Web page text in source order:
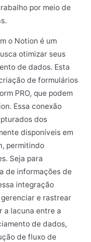
por meio de
o Notion é um
otimizar seus
de dados. Esta
de formulários
PRO, que podem
Essa conexão
dos
disponíveis em
permitindo
Seja para
de informações de
integração
e rastrear
a lacuna entre a
de dados,
de fluxo de